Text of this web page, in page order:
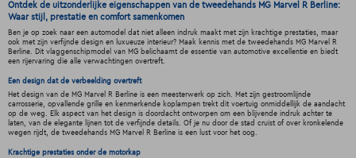
Ontdek de uitzonderlijke eigenschappen van de tweedehands MG Marvel R Berline:
Waar stijl, prestatie en comfort samenkomen
Ben je op zoek naar een automodel dat niet alleen indruk maakt met zijn krachtige prestaties, maar
ook met zijn verfijnde design en luxueuze interieur? Maak kennis met de tweedehands MG Marvel R
Berline. Dit vlaggenschipmodel van MG belichaamt de essentie van automotive excellentie en biedt
een rijervaring die alle verwachtingen overtreft.
Een design dat de verbeelding overtreft
Het design van de MG Marvel R Berline is een meesterwerk op zich. Met zijn gestroomlijnde
carrosserie, opvallende grille en kenmerkende koplampen trekt dit voertuig onmiddellijk de aandacht
op de weg. Elk aspect van het design is doordacht ontworpen om een blijvende indruk achter te
laten, van de elegante lijnen tot de verfijnde details. Of je nu door de stad cruist of over kronkelende
wegen rijdt, de tweedehands MG Marvel R Berline is een lust voor het oog.
Krachtige prestaties onder de motorkap